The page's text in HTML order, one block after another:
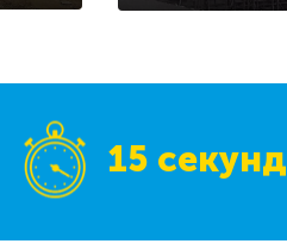
15 секунд